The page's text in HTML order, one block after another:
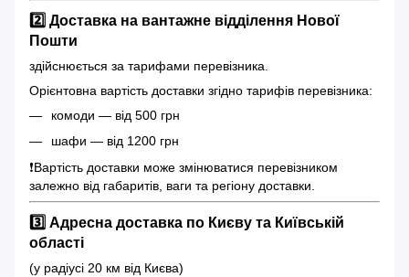
2️⃣ Доставка на вантажне відділення Нової
Пошти
здійснюється за тарифами перевізника.
Орієнтовна вартість доставки згідно тарифів перевізника:
комоди — від 500 грн
шафи — від 1200 грн
❗️Вартість доставки може змінюватися перевізником
залежно від габаритів, ваги та регіону доставки.
3️⃣ Адресна доставка по Києву та Київській
області
(у радіусі 20 км від Києва)